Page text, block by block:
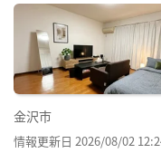
金沢市
情報更新日 2026/08/02